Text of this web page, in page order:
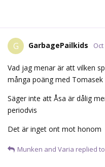
G GarbagePailkids
Vad jag menar är att vilken
många poäng med Tomasek
Säger inte att Åsa är dålig
periodvis
Det är inget ont mot honom
Munken and Varia replied